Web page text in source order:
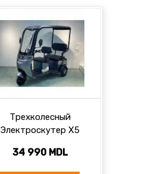
Трехколесный
Электроскутер X5
34 990 MDL